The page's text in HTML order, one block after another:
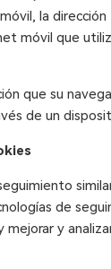
la
móvil que
que su
de un
de
y